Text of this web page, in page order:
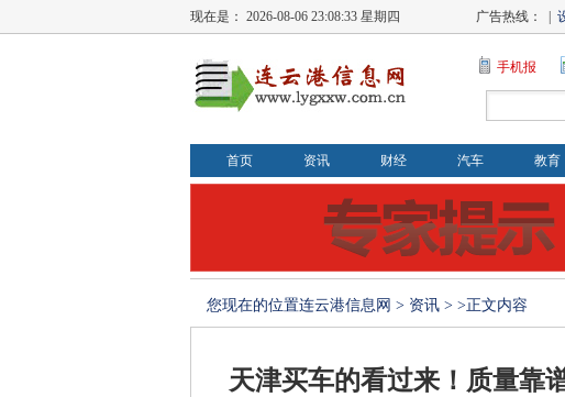
现在是： 2026-08-06 23:08:34 星期四 广告热线： |
手机报
首页 资讯 财经 汽车 教育
您现在的位置连云港信息网 > 资讯 > >正文内容
天津买车的看过来！质量靠